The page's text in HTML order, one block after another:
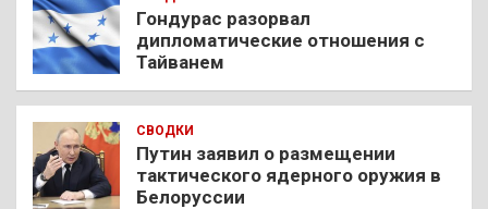
Гондурас разорвал
дипломатические отношения с
Тайванем
СВОДКИ
Путин заявил о размещении
тактического ядерного оружия в
Белоруссии